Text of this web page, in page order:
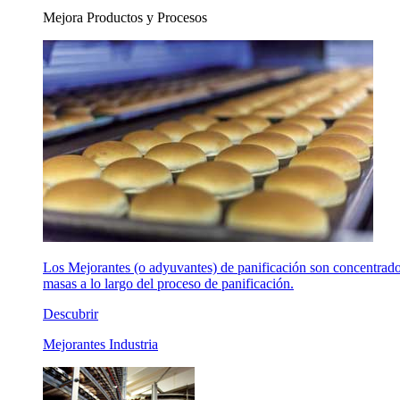
Mejora Productos y Procesos
Los Mejorantes (o adyuvantes) de panificación son
masas a lo largo del proceso de panificación.
Descubrir
Mejorantes Industria